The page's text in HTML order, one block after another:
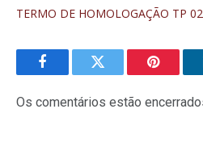
TERMO DE HOMOLOGAÇÃO TP
FacebookTwitter Pinterest
Os comentários estão